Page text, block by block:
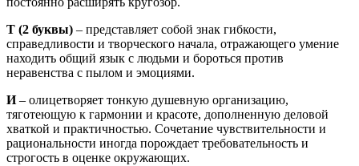
Т (2 буквы) – представляет собой знак гибкости,
справедливости и творческого начала, отражающего умение
находить общий язык с людьми и бороться против
неравенства с пылом и эмоциями.
И– олицетворяет тонкую душевную организацию,
тяготеющую к гармонии и красоте, дополненную деловой
хваткой и практичностью. Сочетание чувствительности и
рациональности иногда порождает требовательность и
строгость в оценке окружающих.